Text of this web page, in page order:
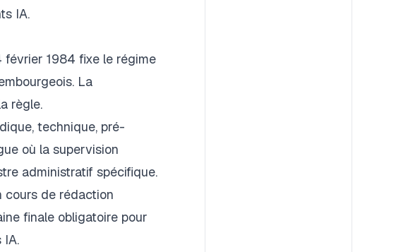
IA.
février 1984 fixe le régime
La
règle.
technique, pré-
où la supervision
administratif spécifique.
cours de rédaction
finale obligatoire pour
IA.